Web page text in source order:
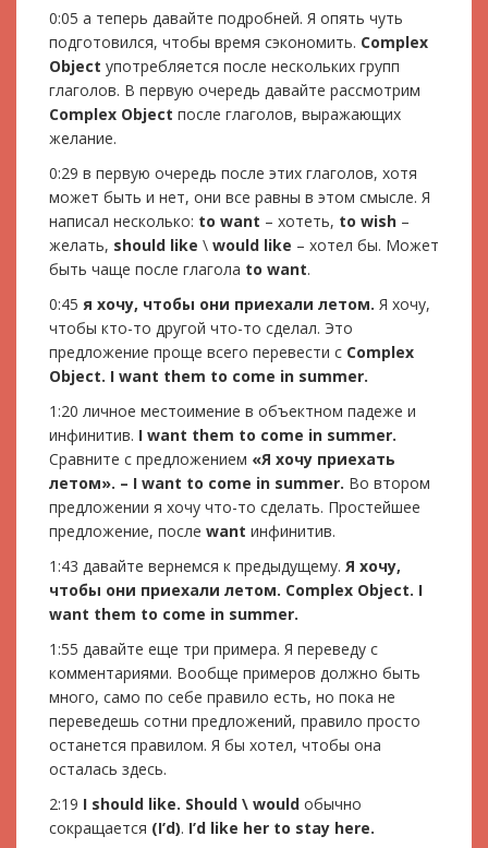
0:05 а теперь давайте подробней. Я опять чуть
подготовился, чтобы время сэкономить. Complex
Object употребляется после нескольких групп
глаголов. В первую очередь давайте рассмотрим
Complex Object после глаголов, выражающих
желание.
0:29 в первую очередь после этих глаголов, хотя
может быть и нет, они все равны в этом смысле. Я
написал несколько: to want – хотеть, to wish –
желать, should like \ would like – хотел бы. Может
быть чаще после глагола to want.
0:45 я хочу, чтобы они приехали летом. Я хочу,
чтобы кто-то другой что-то сделал. Это
предложение проще всего перевести с Complex
Object. I want them to come in summer.
1:20 личное местоимение в объектном падеже и
инфинитив. I want them to come in summer.
Сравните с предложением «Я хочу приехать
летом». – I want to come in summer. Во втором
предложении я хочу что-то сделать. Простейшее
предложение, после want инфинитив.
1:43 давайте вернемся к предыдущему. Я хочу,
чтобы они приехали летом. Complex Object. I
want them to come in summer.
1:55 давайте еще три примера. Я переведу с
комментариями. Вообще примеров должно быть
много, само по себе правило есть, но пока не
переведешь сотни предложений, правило просто
останется правилом. Я бы хотел, чтобы она
осталась здесь.
2:19 I should like. Should \ would обычно
сокращается (I’d). I’d like her to stay here.